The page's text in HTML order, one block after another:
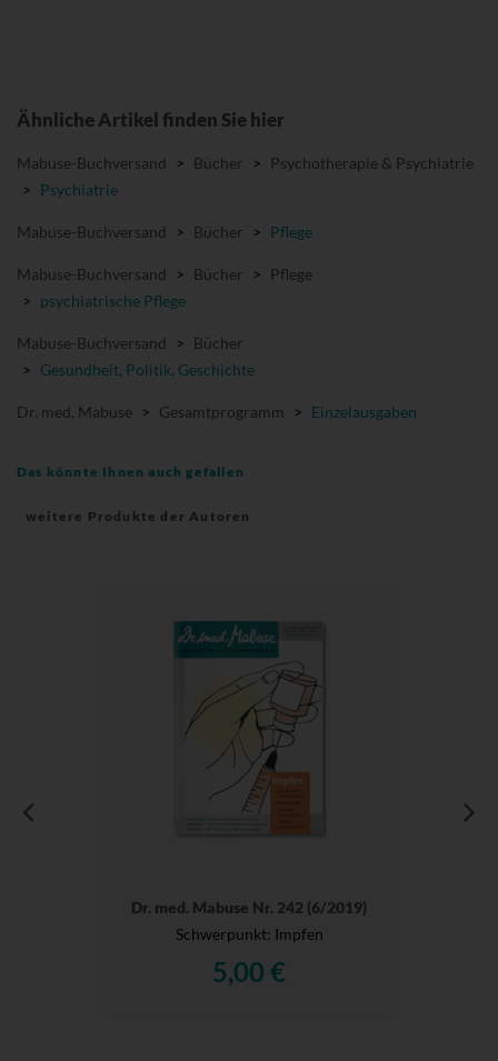
Ähnliche Artikel finden Sie hier
Mabuse-Buchversand > Bücher >
Psychotherapie & Psychiatrie
> Psychiatrie
Mabuse-Buchversand > Bücher > Pflege
Mabuse-Buchversand > Bücher >
Pflege
> psychiatrische Pflege
Mabuse-Buchversand > Bücher
> Gesundheit, Politik, Geschichte
Dr. med. Mabuse > Gesamtprogramm > Einzelausgaben
Das könnte Ihnen auch gefallen
weitere Produkte der Autoren
Dr. med. Mabuse Nr. 242 (6/2019)
Schwerpunkt: Impfen
5,00 €